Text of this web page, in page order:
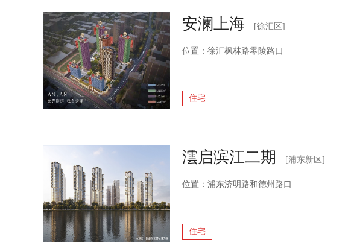
安澜上海 [徐汇区]
位置：徐汇枫林路零陵路口
住宅
澐启滨江二期 [浦东新区]
位置：浦东济明路和德州路口
住宅